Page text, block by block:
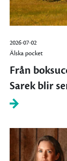
2026-07-02
Älska pocket
Från
Sarek blir